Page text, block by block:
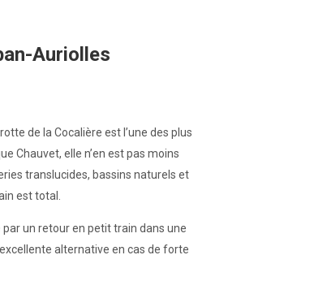
Auriolles
de la Cocalière est l’une des plus
Chauvet, elle n’en est pas moins
translucides, bassins naturels et
est total.
un retour en petit train dans une
alternative en cas de forte